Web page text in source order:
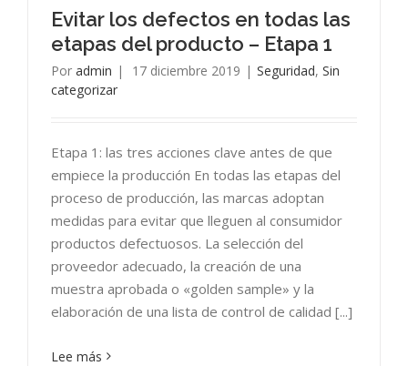
Evitar los defectos en todas las
etapas del producto – Etapa 1
Por admin | 17 diciembre 2019 | Seguridad, Sin
categorizar
Etapa 1: las tres acciones clave antes de que
empiece la producción En todas las etapas del
proceso de producción, las marcas adoptan
medidas para evitar que lleguen al consumidor
productos defectuosos. La selección del
proveedor adecuado, la creación de una
muestra aprobada o «golden sample» y la
elaboración de una lista de control de calidad [...]
Lee más